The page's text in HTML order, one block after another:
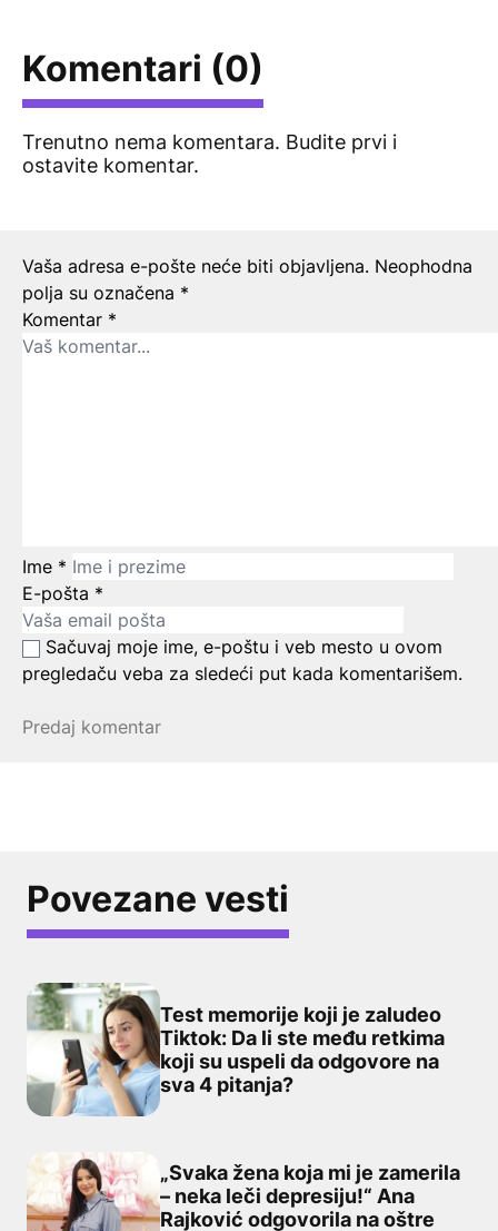
Komentari (0)
Trenutno nema komentara. Budite prvi i
ostavite komentar.
Ostavite odgovor
Vaša adresa e-pošte neće biti objavljena. Neophodna
polja su označena *
Komentar *
Ime *
E-pošta *
Sačuvaj moje ime, e-poštu i veb mesto u ovom
pregledaču veba za sledeći put kada komentarišem.
Povezane vesti
Test memorije koji je zaludeo Tiktok: Da li ste među
Test memorije koji je zaludeo
Tiktok: Da li ste među retkima
koji su uspeli da odgovore na
sva 4 pitanja?
„Svaka žena koja mi je zamerila
– neka leči depresiju!“ Ana
Rajković odgovorila na oštre